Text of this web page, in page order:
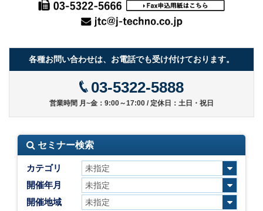
各種お問い合わせは、お電話でも受け付けております。
03-5322-5888
営業時間 月~金：9:00～17:00 / 定休日：土日・祝日
セミナー検索
カテゴリ
開催年月
開催地域